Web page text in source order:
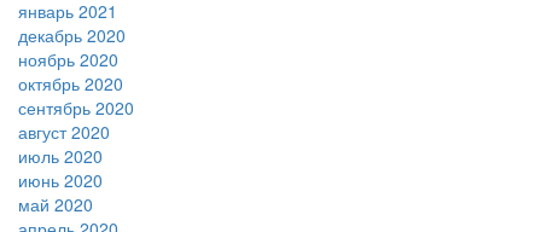
январь 2021
декабрь 2020
ноябрь 2020
октябрь 2020
сентябрь 2020
август 2020
июль 2020
июнь 2020
май 2020